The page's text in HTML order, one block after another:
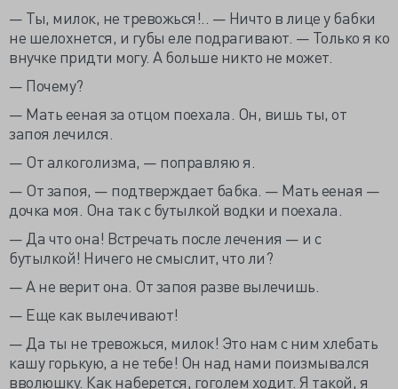
— Ты, милок, не тревожься!.. — Ничто в лице у бабки
не шелохнется, и губы еле подрагивают. — Только я ко
внучке придти могу. А больше никто не может.
— Почему?
— Мать ееная за отцом поехала. Он, вишь ты, от
запоя лечился.
— От алкоголизма, — поправляю я.
— От запоя, — подтверждает бабка. — Мать ееная —
дочка моя. Она так с бутылкой водки и поехала.
— Да что она! Встречать после лечения — и с
бутылкой! Ничего не смыслит, что ли?
— А не верит она. От запоя разве вылечишь.
— Еще как вылечивают!
— Да ты не тревожься, милок! Это нам с ним хлебать
кашу горькую, а не тебе! Он над нами поизмывался
вволюшку. Как наберется, гоголем ходит. Я такой, я